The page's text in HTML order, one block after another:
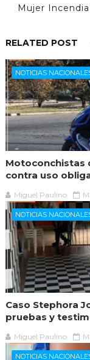
Mujer
RELATED POST
NOTICIAS
Motoconchistas
contra uso
Miguel Paulino
NOTICIAS
Caso Stephora
pruebas y
Miguel Paulino
NOTICIAS